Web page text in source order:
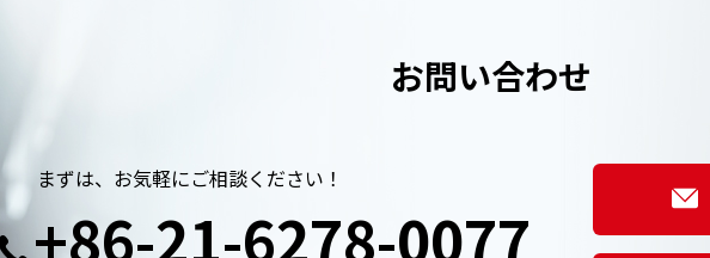
お問い合わせ
まずは、お気軽にご相談ください！
+86-21-6278-0077